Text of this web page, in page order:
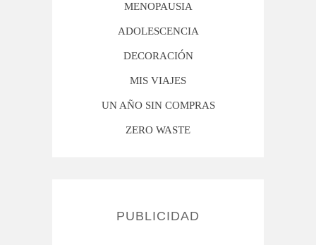
MENOPAUSIA
ADOLESCENCIA
DECORACIÓN
MIS VIAJES
UN AÑO SIN COMPRAS
ZERO WASTE
PUBLICIDAD